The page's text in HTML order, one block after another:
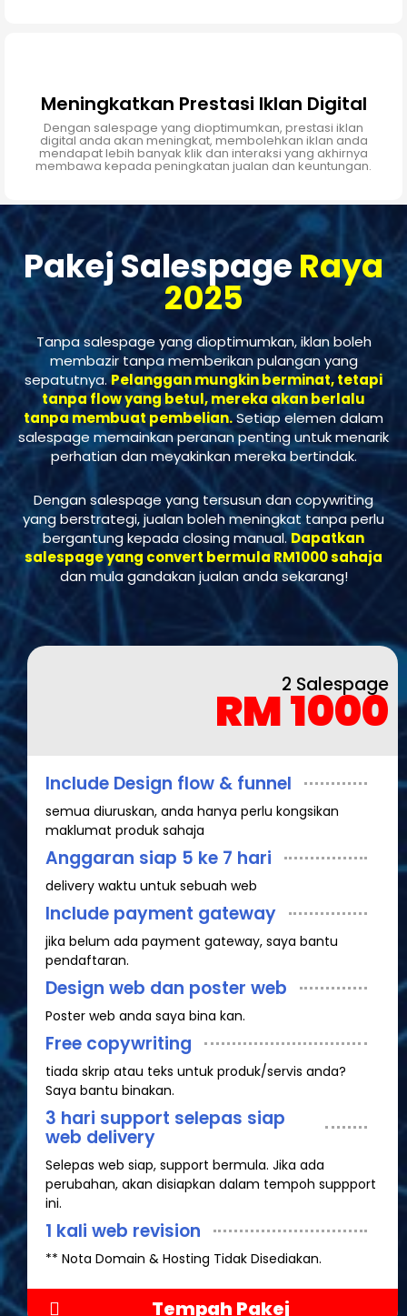
Meningkatkan Prestasi Iklan Digital
Dengan salespage yang dioptimumkan, prestasi iklan
digital anda akan meningkat, membolehkan iklan anda
mendapat lebih banyak klik dan interaksi yang akhirnya
membawa kepada peningkatan jualan dan keuntungan.
Pakej SalespageRaya
2025
Tanpa salespage yang dioptimumkan, iklan boleh
membazir tanpa memberikan pulangan yang
sepatutnya.Pelanggan mungkin berminat, tetapi
tanpa flow yang betul, mereka akan berlalu
tanpa membuat pembelian.Setiap elemen dalam
salespage memainkan peranan penting untuk menarik
perhatian dan meyakinkan mereka bertindak.
Dengan salespage yang tersusun dan copywriting
yang berstrategi, jualan boleh meningkat tanpa perlu
bergantung kepada closing manual.Dapatkan
salespage yang convert bermula RM1000 sahaja
dan mula gandakan jualan anda sekarang!
2 Salespage
RM 1000
Include Design flow & funnel
semua diuruskan, anda hanya perlu kongsikan
maklumat produk sahaja
Anggaran siap 5 ke 7 hari
delivery waktu untuk sebuah web
Include payment gateway
jika belum ada payment gateway, saya bantu
pendaftaran.
Design web dan poster web
Poster web anda saya bina kan.
Free copywriting
tiada skrip atau teks untuk produk/servis anda?
Saya bantu binakan.
3 hari support selepas siap
web delivery
Selepas web siap, support bermula. Jika ada
perubahan, akan disiapkan dalam tempoh suppport
ini.
1 kali web revision
** Nota Domain & Hosting Tidak Disediakan.
Tempah Pakej